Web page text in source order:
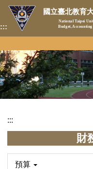
跳
主
內
容
區
:::
國立臺北教育
National Taipei
Budget,
:::
財
預算